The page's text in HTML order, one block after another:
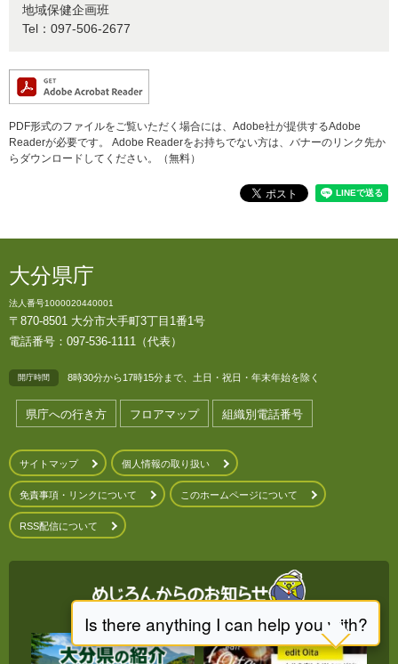
地域保健企画班
Tel：097-506-2677
PDF形式のファイルをご覧いただく場合には、Adobe社が提供するAdobe
Readerが必要です。
Adobe Readerをお持ちでない方は、バナーのリンク先か
らダウンロードしてください。（無料）
大分県庁
法人番号1000020440001
〒870-8501 大分市大手町3丁目1番1号
電話番号：097-536-1111（代表）
開庁時間 8時30分から17時15分まで、土日・祝日・年末年始を除く
県庁への行き方 フロアマップ 組織別電話番号
サイトマップ 個人情報の取り扱い
免責事項・リンクについて このホームページについて
RSS配信について